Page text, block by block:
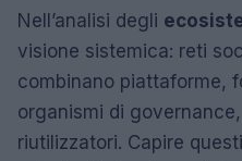
Nell’analisi degli
visione sistemica: reti
combinano piattaforme,
organismi di
riutilizzatori. Capire